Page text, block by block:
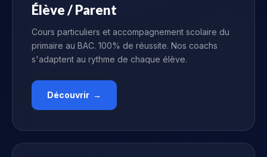
Élève / Parent
Cours particuliers et accompagnement scolaire du
primaire au BAC. 100% de réussite. Nos coachs
s'adaptent au rythme de chaque élève.
Découvrir →